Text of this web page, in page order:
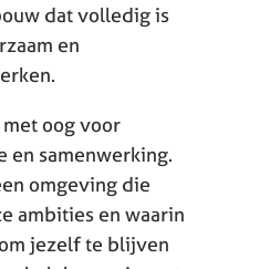
dat volledig is
en
oog voor
samenwerking.
omgeving die
ambities en waarin
jezelf te blijven